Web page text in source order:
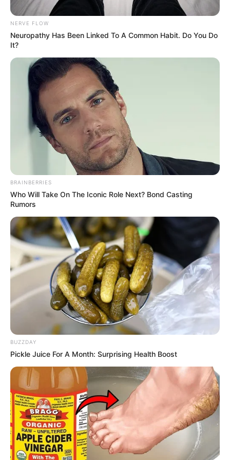
in
Zámbó Krisztián hatalmas
pofont adott Peter Srámeknek:
“Ő az édesapám miatt lett
valaki”
bySzerző • October 28, 2025
NERVE FLOW
Neuropathy Has Been Linked To A Common Habit. Do You Do
It?
BRAINBERRIES
Who Will Take On The Iconic Role Next? Bond Casting
Rumors
BUZZDAY
Pickle Juice For A Month: Surprising Health Boost